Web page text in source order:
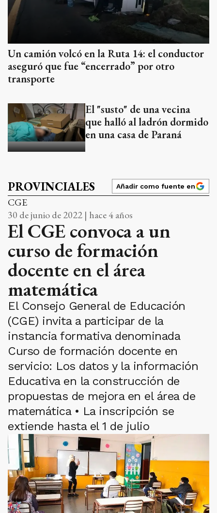
Un camión volcó en la Ruta 14: el conductor
aseguró que fue “encerrado” por otro
transporte
El "susto" de una vecina
que halló al ladrón dormido
en una casa de Paraná
PROVINCIALES Añadir como fuente en
CGE
30 de junio de 2022 | hace 4 años
El CGE convoca a un
curso de formación
docente en el área
matemática
El Consejo General de Educación
(CGE) invita a participar de la
instancia formativa denominada
Curso de formación docente en
servicio: Los datos y la información
Educativa en la construcción de
propuestas de mejora en el área de
matemática • La inscripción se
extiende hasta el 1 de julio